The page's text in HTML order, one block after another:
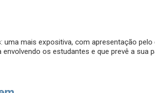
mais expositiva, com apresentação pelo
os estudantes e que prevê a sua